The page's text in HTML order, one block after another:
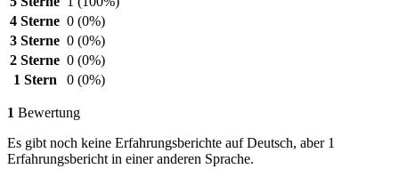
4 Sterne 0 (0%)
3 Sterne 0 (0%)
2 Sterne 0 (0%)
1 Stern
0 (0%)
1 Bewertung
Es gibt noch keine Erfahrungsberichte auf Deutsch, aber 1
Erfahrungsbericht in einer anderen Sprache.